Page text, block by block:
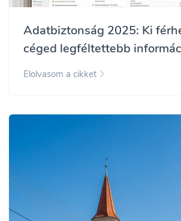
Adatbiztonság 2025: Ki
céged legféltettebb
Elolvasom a cikket